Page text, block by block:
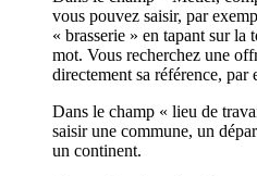
vous pouvez saisir, par
« brasserie » en tapant sur la
mot. Vous recherchez une
directement sa référence,
Dans le champ « lieu de
saisir une commune, un
un continent.